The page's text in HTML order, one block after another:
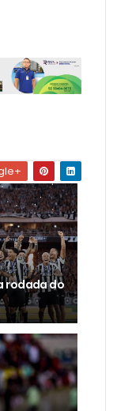
rodada do